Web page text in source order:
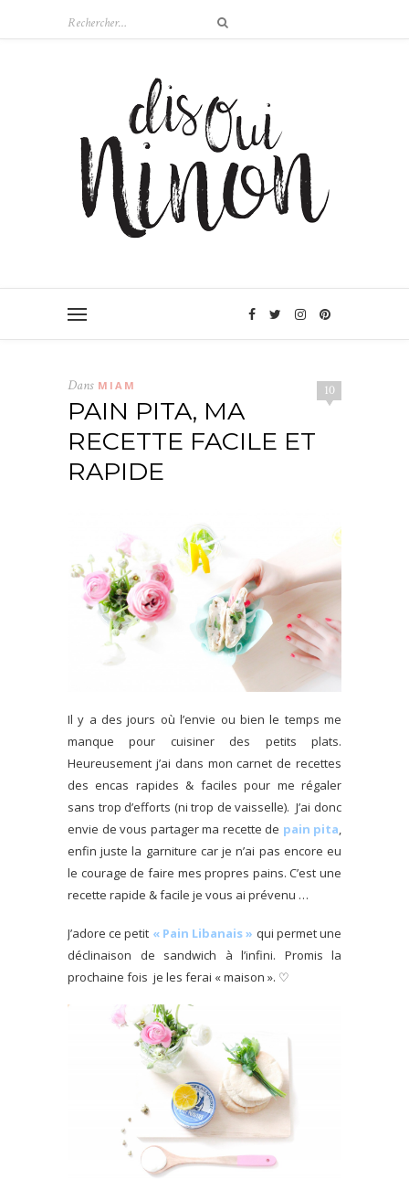
10
Dans MIAM
PAIN PITA, MA
RECETTE FACILE ET
RAPIDE
Il y a des jours où l’envie ou bien le temps me
manque pour cuisiner des petits plats.
Heureusement j’ai dans mon carnet de recettes
des encas rapides & faciles pour me régaler
sans trop d’efforts (ni trop de vaisselle).J’ai donc
envie de vous partager ma recette de pain pita,
enfin juste la garniture car je n’ai pas encore eu
le courage de faire mes propres pains. C’est une
recette rapide & facile je vous ai prévenu …
J’adore ce petit « Pain Libanais » qui permet une
déclinaison de sandwich à l’infini. Promis la
prochaine fois je les ferai « maison ». ♡